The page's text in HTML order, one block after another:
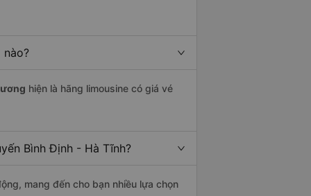
hiện là hãng limousine có giá vé
Bình Định - Hà Tĩnh?
mang đến cho bạn nhiều lựa chọn